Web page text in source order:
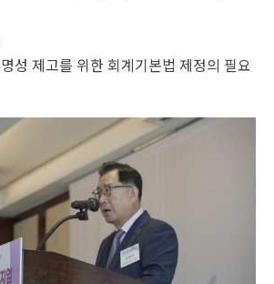
성 제고를 위한 회계기본법 제정의 필요